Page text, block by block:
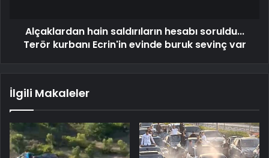
Alçaklardan hain saldırıların hesabı soruldu...
Terör kurbanı Ecrin'in evinde buruk sevinç var
İlgili Makaleler